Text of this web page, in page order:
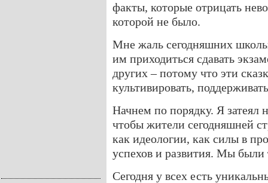
факты, которые отрицать
которой не было.
Мне жаль сегодняшних
им приходиться сдавать
других – потому что эти
культивировать,
Начнем по порядку. Я затеял
чтобы жители сегодняшней
как идеологии, как силы в
успехов и развития. Мы
Сегодня у всех есть